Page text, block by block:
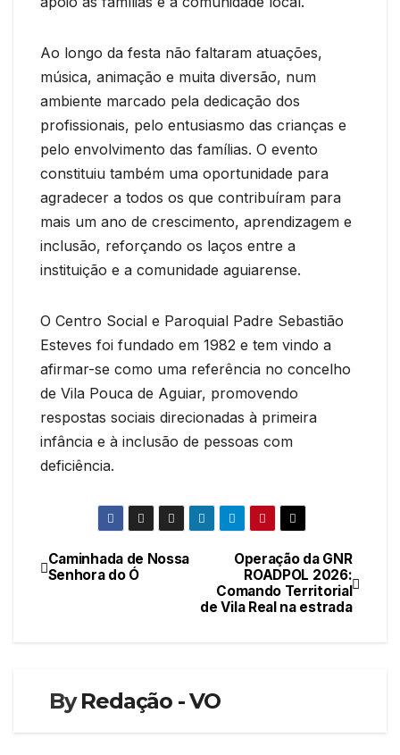
Ao longo da festa não faltaram atuações,
música, animação e muita diversão, num
ambiente marcado pela dedicação dos
profissionais, pelo entusiasmo das crianças e
pelo envolvimento das famílias. O evento
constituiu também uma oportunidade para
agradecer a todos os que contribuíram para
mais um ano de crescimento, aprendizagem e
inclusão, reforçando os laços entre a
instituição e a comunidade aguiarense.
O Centro Social e Paroquial Padre Sebastião
Esteves foi fundado em 1982 e tem vindo a
afirmar-se como uma referência no concelho
de Vila Pouca de Aguiar, promovendo
respostas sociais direcionadas à primeira
infância e à inclusão de pessoas com
deficiência.
Navegação
Operação da GNR
ROADPOL 2026:
Comando Territorial
de Vila Real na estrada
Caminhada de Nossa
Senhora do Ó
ByRedação - VO